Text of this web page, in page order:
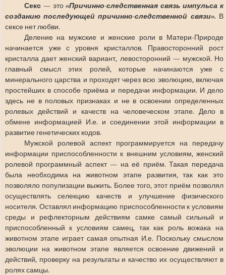
Секс — это«Причинно-следственная связь импульса к
созданию последующей причинно-следственной связи». В
сексе нет любви.
Деление на мужские и женские роли в Матери-Природе
начинается уже с уровня кристаллов. Правосторонний рост
кристалла дает женский вариант, левосторонний — мужской. Но
главный смысл этих ролей, которые начинаются уже с
минерального царства и проходят через всю эволюцию, включая
простейших в способе приёма и передачи информации. И дело
здесь не в половых признаках и не в освоении определенных
ролевых действий и качеств на человеческом этапе. Дело в
обмене информацией И.е. и соединении этой информации в
развитие генетических кодов.
Мужской ролевой аспект программируется на передачу
информации приспособленности к внешним условиям, женский
ролевой программный аспект — на её приём. Такая передача
была необходима на животном этапе развития, так как это
позволяло популизации выжить. Более того, этот приём позволял
осуществлять селекцию качеств и улучшение физического
носителя. Оставлял информацию приспособленности к условиям
среды и рефлекторным действиям самке самый сильный и
приспособленный к условиям самец, так как роль вожака на
животном этапе играет самая опытная И.е. Поскольку смыслом
эволюции на животном этапе является освоение движений и
действий, проверку на результаты и качество их осуществляют в
ролях самцы.